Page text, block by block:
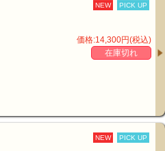
NEW PICK UP
価格:14,300円(税込)
在庫切れ
NEW PICK UP